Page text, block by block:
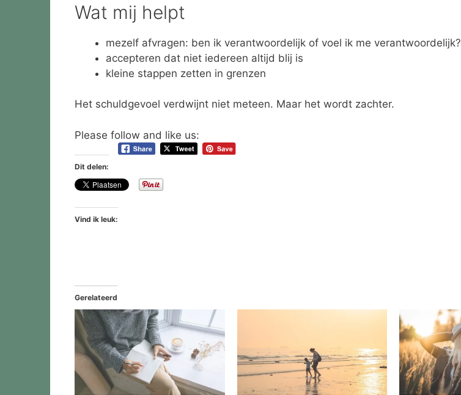
Wat mij helpt
mezelf afvragen: ben ik verantwoordelijk of voel ik me verantwoordelijk?
accepteren dat niet iedereen altijd blij is
kleine stappen zetten in grenzen
Het schuldgevoel verdwijnt niet meteen. Maar het wordt zachter.
Please follow and like us:
Dit delen:
Vind ik leuk:
Gerelateerd